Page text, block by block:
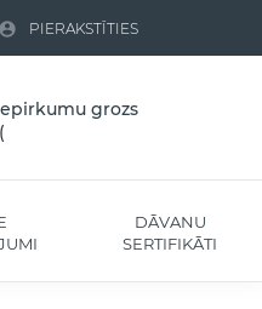
 PIERAKSTĪTIES
grozs
DĀVANU
SERTIFIKĀTI